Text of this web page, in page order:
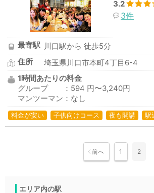
3.2
3件
最寄駅 川口駅から 徒歩5分
住所
埼玉県川口市本町4丁目6-4
1時間あたりの料金
グループ ：594 円〜3,240円
マンツーマン：なし
料金が安い 子供向けコース 夜も開講 駅
前へ 1 2
エリア内の駅